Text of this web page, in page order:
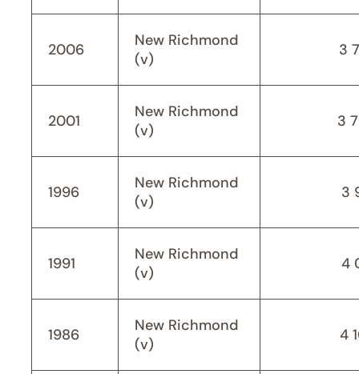
2006
New Richmond
(v)
3
2001
New Richmond
(v)
3
1996
New Richmond
(v)
3
1991
New Richmond
(v)
4
1986
New Richmond
(v)
4